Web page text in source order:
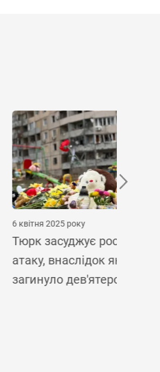
російську
якої
дев'ятеро дітей